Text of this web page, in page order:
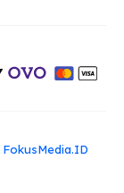
FokusMedia.ID